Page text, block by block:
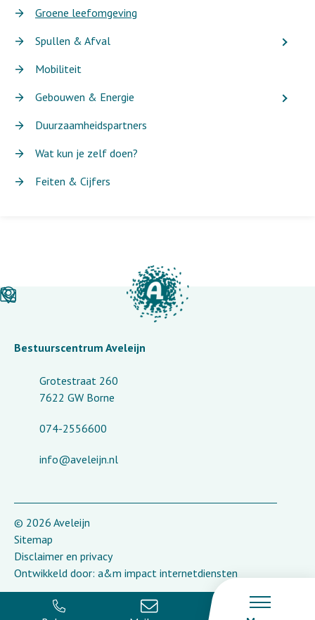
Groene leefomgeving
Spullen & Afval
Mobiliteit
Gebouwen & Energie
Duurzaamheidspartners
Wat kun je zelf doen?
Feiten & Cijfers
Bestuurscentrum Aveleijn
Grotestraat 260
7622 GW Borne
074-2556600
info@aveleijn.nl
© 2026 Aveleijn
Sitemap
Disclaimer en privacy
Ontwikkeld door: a&m impact internetdiensten